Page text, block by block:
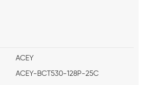
ACEY
ACEY-BCT530-128P-25C